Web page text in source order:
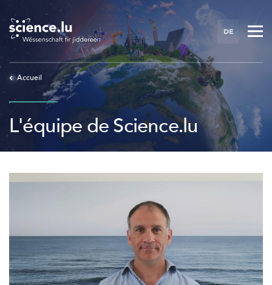
main
content
DE
Accueil
L'équipe de Science.lu